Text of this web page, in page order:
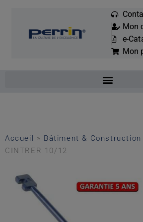
Mots
clés
:
Mon
e-
Mon
Accueil » Bâtiment & Construction
CINTRER 10/12